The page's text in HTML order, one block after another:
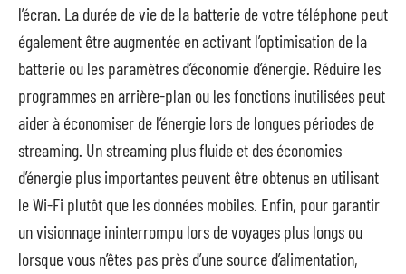
l’écran. La durée de vie de la batterie de votre téléphone peut
également être augmentée en activant l’optimisation de la
batterie ou les paramètres d’économie d’énergie. Réduire les
programmes en arrière-plan ou les fonctions inutilisées peut
aider à économiser de l’énergie lors de longues périodes de
streaming. Un streaming plus fluide et des économies
d’énergie plus importantes peuvent être obtenus en utilisant
le Wi-Fi plutôt que les données mobiles. Enfin, pour garantir
un visionnage ininterrompu lors de voyages plus longs ou
lorsque vous n’êtes pas près d’une source d’alimentation,